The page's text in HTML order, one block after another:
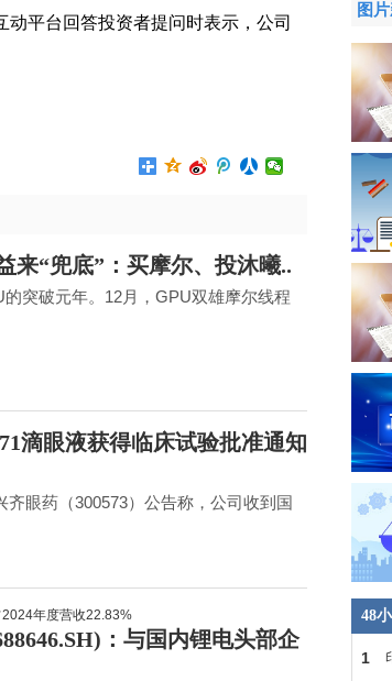
平台回答投资者提问时表示，公司
来“兜底”：买摩尔、投沐曦..
突破元年。12月，GPU双雄摩尔线程
滴眼液获得临床试验批准通知
齐眼药（300573）公告称，公司收到国
：与国内锂电头部企
图
48
1